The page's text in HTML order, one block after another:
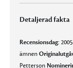
Detaljerad fakta
Recensionsdag:
ämnen
Petterson